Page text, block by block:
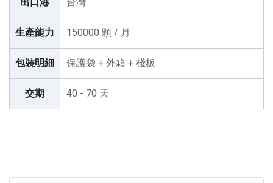
生產能力 150000 顆 / 月
包裝明細 保護袋 + 外箱 + 棧板
交期 40 - 70 天